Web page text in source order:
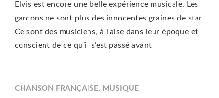
Elvis est encore une belle expérience musicale. Les
garcons ne sont plus des innocentes graines de star.
Ce sont des musiciens, à l’aise dans leur époque et
conscient de ce qu’il s’est passé avant.
CHANSON FRANÇAISE, MUSIQUE